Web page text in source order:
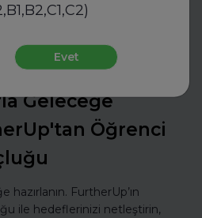
Evet
Geleceğe
Öğrenci
FurtherUp’ın
ile hedeflerinizi netleştirin,